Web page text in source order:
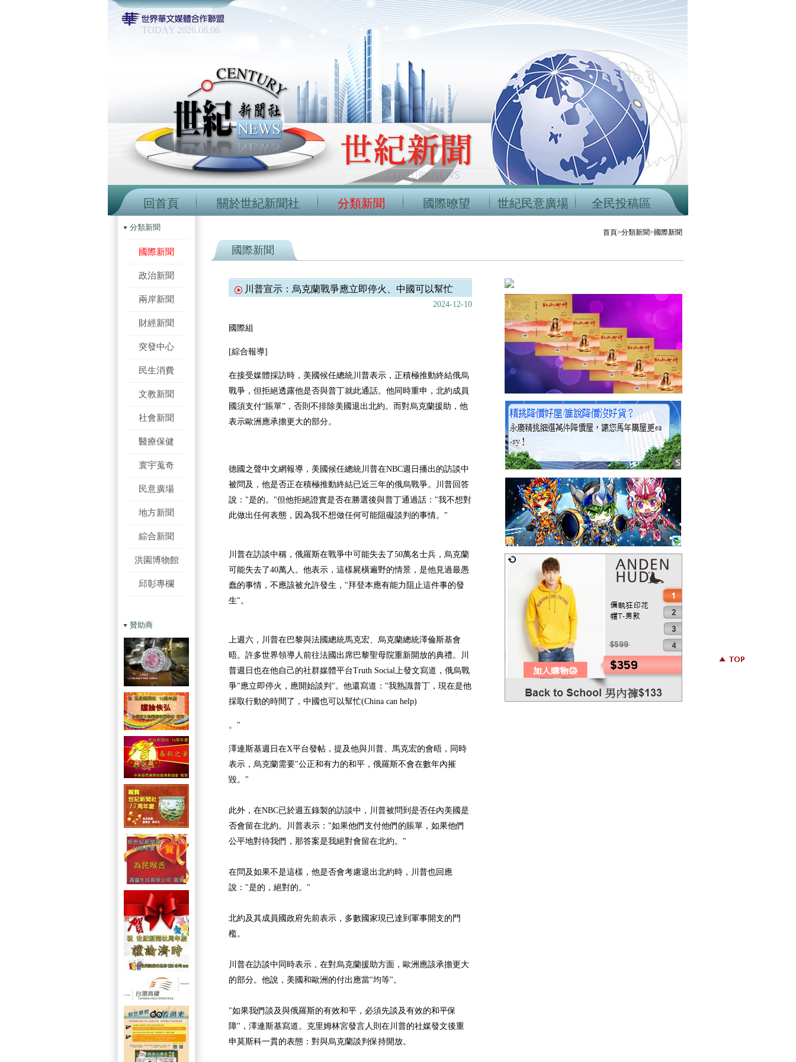
TODAY 2026.08.06
回首頁 關於世紀新聞社 分類新聞 國際暸望 世紀民意廣場 全民投稿區
分類新聞
國際新聞
政治新聞
兩岸新聞
財經新聞
突發中心
民生消費
文教新聞
社會新聞
醫療保健
寰宇蒐奇
民意廣場
地方新聞
綜合新聞
洪園博物館
邱彰專欄
贊助商
首頁>分類新聞>國際新聞
國際新聞
川普宣示：烏克蘭戰爭應立即停火、中國可以幫忙
2024-12-10
國際組
[綜合報導]
在接受媒體採訪時，美國候任總統川普表示，正積極推動終結俄烏
戰爭，但拒絕透露他是否與普丁就此通話。他同時重申，北約成員
國須支付“賬單”，否則不排除美國退出北約。而對烏克蘭援助，他
表示歐洲應承擔更大的部分。
德國之聲中文網報導，美國候任總統川普在NBC週日播出的訪談中
被問及，他是否正在積極推動終結已近三年的俄烏戰爭。川普回答
說："是的。"但他拒絕證實是否在勝選後與普丁通過話："我不想對
此做出任何表態，因為我不想做任何可能阻礙談判的事情。"
川普在訪談中稱，俄羅斯在戰爭中可能失去了50萬名士兵，烏克蘭
可能失去了40萬人。他表示，這樣屍橫遍野的情景，是他見過最愚
蠢的事情，不應該被允許發生，"拜登本應有能力阻止這件事的發
生"。
上週六，川普在巴黎與法國總統馬克宏、烏克蘭總統澤倫斯基會
晤。許多世界領導人前往法國出席巴黎聖母院重新開放的典禮。川
普週日也在他自己的社群媒體平台Truth Social上發文寫道，俄烏戰
爭"應立即停火，應開始談判"。他還寫道："我熟識普丁，現在是他
採取行動的時間了，中國也可以幫忙(China can help)
。"
澤連斯基週日在X平台發帖，提及他與川普、馬克宏的會晤，同時
表示，烏克蘭需要"公正和有力的和平，俄羅斯不會在數年內摧
毀。"
此外，在NBC已於週五錄製的訪談中，川普被問到是否任內美國是
否會留在北約。川普表示："如果他們支付他們的賬單，如果他們
公平地對待我們，那答案是我絕對會留在北約。"
在問及如果不是這樣，他是否會考慮退出北約時，川普也回應
說："是的，絕對的。"
北約及其成員國政府先前表示，多數國家現已達到軍事開支的門
檻。
川普在訪談中同時表示，在對烏克蘭援助方面，歐洲應該承擔更大
的部分。他說，美國和歐洲的付出應當"均等"。
"如果我們談及與俄羅斯的有效和平，必須先談及有效的和平保
障"，澤連斯基寫道。克里姆林宮發言人則在川普的社媒發文後重
申莫斯科一貫的表態：對與烏克蘭談判保持開放。